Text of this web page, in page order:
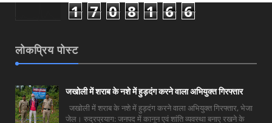
1 7 0 8 1 6 6
लोकप्रिय पोस्ट
जखोली में शराब के नशे में हुड़दंग करने वाला अभियुक्त गिरफ्तार
जखोली में शराब के नशे में हुड़दंग करने वाला अभियुक्त गिरफ्तार, भेजा
जेल। रुद्रप्रयाग: जनपद में कानून एवं शांति व्यवस्था बनाए रखने के